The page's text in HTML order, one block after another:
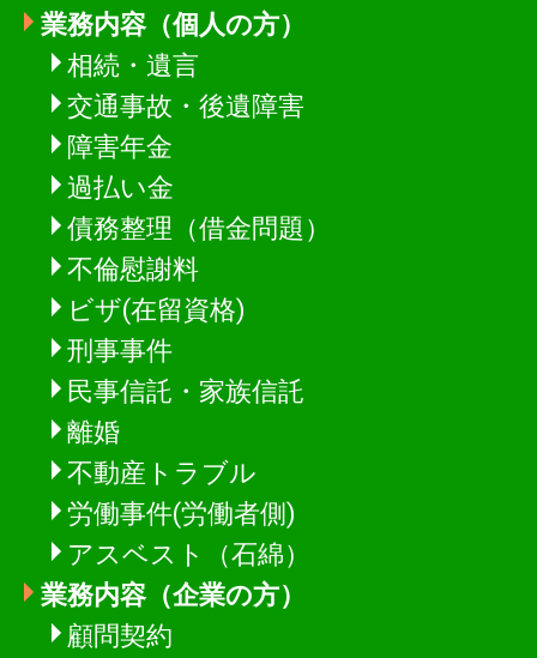
業務内容（個人の方）
相続・遺言
交通事故・後遺障害
障害年金
過払い金
債務整理（借金問題）
不倫慰謝料
ビザ(在留資格)
刑事事件
民事信託・家族信託
離婚
不動産トラブル
労働事件(労働者側)
アスベスト（石綿）
業務内容（企業の方）
顧問契約